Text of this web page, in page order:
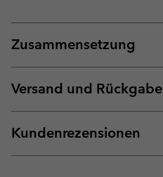
Zusammensetzung
Versand und Rückgabe
Kundenrezensionen